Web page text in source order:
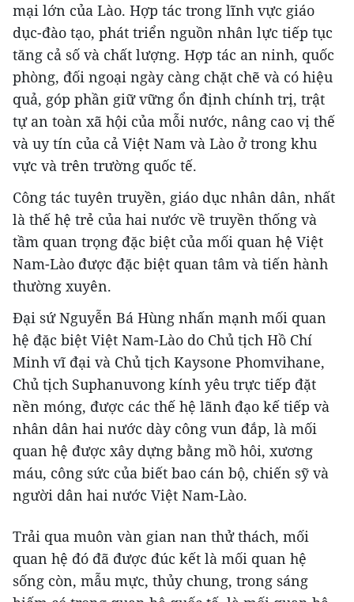
mại lớn của Lào. Hợp tác trong lĩnh vực giáo
dục-đào tạo, phát triển nguồn nhân lực tiếp tục
tăng cả số và chất lượng. Hợp tác an ninh, quốc
phòng, đối ngoại ngày càng chặt chẽ và có hiệu
quả, góp phần giữ vững ổn định chính trị, trật
tự an toàn xã hội của mỗi nước, nâng cao vị thế
và uy tín của cả Việt Nam và Lào ở trong khu
vực và trên trường quốc tế.
Công tác tuyên truyền, giáo dục nhân dân, nhất
là thế hệ trẻ của hai nước về truyền thống và
tầm quan trọng đặc biệt của mối quan hệ Việt
Nam-Lào được đặc biệt quan tâm và tiến hành
thường xuyên.
Đại sứ Nguyễn Bá Hùng nhấn mạnh mối quan
hệ đặc biệt Việt Nam-Lào do Chủ tịch Hồ Chí
Minh vĩ đại và Chủ tịch Kaysone Phomvihane,
Chủ tịch Suphanuvong kính yêu trực tiếp đặt
nền móng, được các thế hệ lãnh đạo kế tiếp và
nhân dân hai nước dày công vun đắp, là mối
quan hệ được xây dựng bằng mồ hôi, xương
máu, công sức của biết bao cán bộ, chiến sỹ và
người dân hai nước Việt Nam-Lào.
Trải qua muôn vàn gian nan thử thách, mối
quan hệ đó đã được đúc kết là mối quan hệ
sống còn, mẫu mực, thủy chung, trong sáng